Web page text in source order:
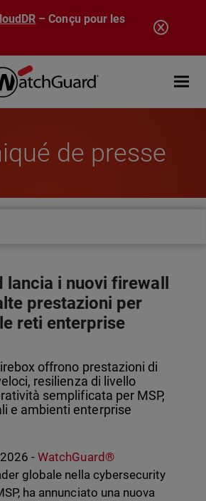
– Conçu pour les
Open
de presse
lancia i nuovi firewall
prestazioni per
reti enterprise
offrono prestazioni di
resilienza di livello
semplificata per MSP,
e ambienti enterprise
2026 -WatchGuard®
globale nella cybersecurity
ha annunciato una nuova